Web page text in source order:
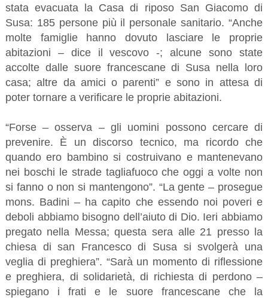
stata evacuata la Casa di riposo San Giacomo di
Susa: 185 persone più il personale sanitario. “Anche
molte famiglie hanno dovuto lasciare le proprie
abitazioni – dice il vescovo -; alcune sono state
accolte dalle suore francescane di Susa nella loro
casa; altre da amici o parenti” e sono in attesa di
poter tornare a verificare le proprie abitazioni.
“Forse – osserva – gli uomini possono cercare di
prevenire. È un discorso tecnico, ma ricordo che
quando ero bambino si costruivano e mantenevano
nei boschi le strade tagliafuoco che oggi a volte non
si fanno o non si mantengono”. “La gente – prosegue
mons. Badini – ha capito che essendo noi poveri e
deboli abbiamo bisogno dell’aiuto di Dio. Ieri abbiamo
pregato nella Messa; questa sera alle 21 presso la
chiesa di san Francesco di Susa si svolgerà una
veglia di preghiera”. “Sarà un momento di riflessione
e preghiera, di solidarietà, di richiesta di perdono –
spiegano i frati e le suore francescane che la